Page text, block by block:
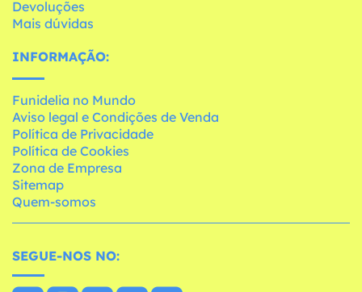
Devoluções
Mais dúvidas
INFORMAÇÃO:
Funidelia no Mundo
Aviso legal e Condições de Venda
Política de Privacidade
Política de Cookies
Zona de Empresa
Sitemap
Quem-somos
SEGUE-NOS NO: